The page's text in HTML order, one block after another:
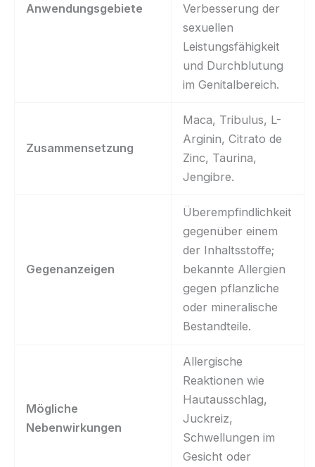
Anwendungsgebiete
Verbesserung der
sexuellen
Leistungsfähigkeit
und Durchblutung
im Genitalbereich.
Zusammensetzung
Maca, Tribulus, L-
Arginin, Citrato de
Zinc, Taurina,
Jengibre.
Gegenanzeigen
Überempfindlichkeit
gegenüber einem
der Inhaltsstoffe;
bekannte Allergien
gegen pflanzliche
oder mineralische
Bestandteile.
Mögliche
Nebenwirkungen
Allergische
Reaktionen wie
Hautausschlag,
Juckreiz,
Schwellungen im
Gesicht oder